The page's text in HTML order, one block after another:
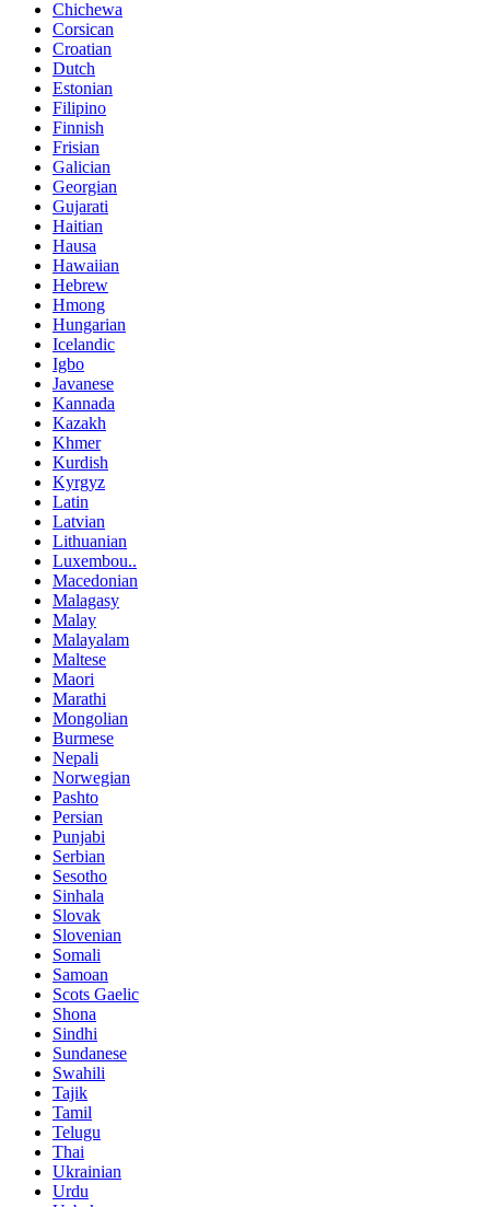
Chichewa
Corsican
Croatian
Dutch
Estonian
Filipino
Finnish
Frisian
Galician
Georgian
Gujarati
Haitian
Hausa
Hawaiian
Hebrew
Hmong
Hungarian
Icelandic
Igbo
Javanese
Kannada
Kazakh
Khmer
Kurdish
Kyrgyz
Latin
Latvian
Lithuanian
Luxembou..
Macedonian
Malagasy
Malay
Malayalam
Maltese
Maori
Marathi
Mongolian
Burmese
Nepali
Norwegian
Pashto
Persian
Punjabi
Serbian
Sesotho
Sinhala
Slovak
Slovenian
Somali
Samoan
Scots Gaelic
Shona
Sindhi
Sundanese
Swahili
Tajik
Tamil
Telugu
Thai
Ukrainian
Urdu